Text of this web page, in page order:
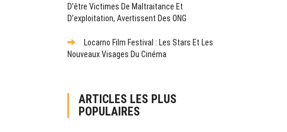
D’être Victimes De Maltraitance Et
D’exploitation, Avertissent Des ONG
Locarno Film Festival : Les Stars Et Les
Nouveaux Visages Du Cinéma
ARTICLES LES PLUS
POPULAIRES